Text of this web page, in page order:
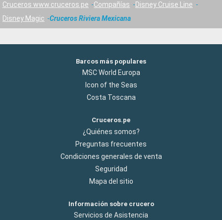
Cruceros www.cruceros.pe Compañías
Disney Cruise Line
Disney Magic
Cruceros Riviera Mexicana
Barcos más populares
MSC World Europa
Icon of the Seas
Costa Toscana
Cruceros.pe
¿Quiénes somos?
Preguntas frecuentes
Condiciones generales de venta
Seguridad
Mapa del sitio
Información sobre crucero
Servicios de Asistencia